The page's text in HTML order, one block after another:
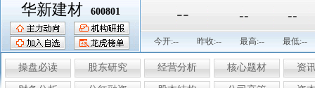
弘业股份
富临运业
华新建材 600801 -- -- --
今开:-- 昨收:-- 最高:-- 最低:--
操盘必读 股东研究 经营分析 核心题材 资